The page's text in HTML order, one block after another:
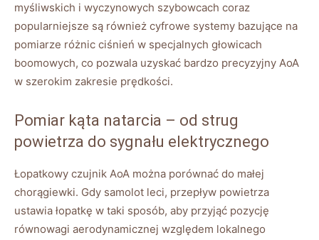
myśliwskich i wyczynowych szybowcach coraz
popularniejsze są również cyfrowe systemy bazujące na
pomiarze różnic ciśnień w specjalnych głowicach
boomowych, co pozwala uzyskać bardzo precyzyjny AoA
w szerokim zakresie prędkości.
Pomiar kąta natarcia – od strug
powietrza do sygnału elektrycznego
Łopatkowy czujnik AoA można porównać do małej
chorągiewki. Gdy samolot leci, przepływ powietrza
ustawia łopatkę w taki sposób, aby przyjąć pozycję
równowagi aerodynamicznej względem lokalnego